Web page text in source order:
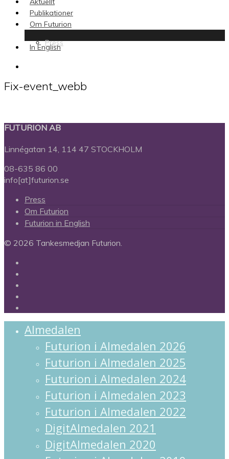
Publikationer
Om Futurion
Press
In English
Fix-event_webb
FUTURION AB
Linnégatan 14, 114 47 STOCKHOLM
08-635 86 00
info[at]futurion.se
Press
Om Futurion
Futurion in English
© 2026 Tankesmedjan Futurion.
Almedalen
Futurion i Almedalen 2026
Futurion i Almedalen 2025
Futurion i Almedalen 2024
Futurion i Almedalen 2023
Futurion i Almedalen 2022
DigitAlmedalen 2021
DigitAlmedalen 2020